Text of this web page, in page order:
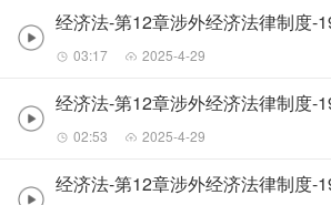
03:17 2025-4-29
02:53 2025-4-29